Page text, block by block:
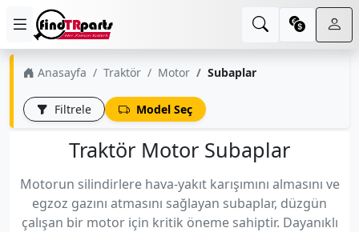
Anasayfa Traktör Motor Subaplar
Filtrele Model Seç
Traktör Motor Subaplar
Motorun silindirlere hava-yakıt karışımını almasını ve
egzoz gazını atmasını sağlayan subaplar, düzgün
çalışan bir motor için kritik öneme sahiptir. Dayanıklı